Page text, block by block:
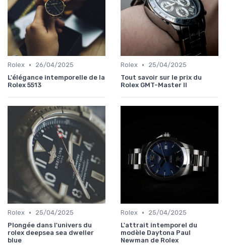
Rolex •
26/04/2025
L'élégance intemporelle de la
Rolex 5513
Rolex •
25/04/2025
Tout savoir sur le prix du
Rolex GMT-Master II
Rolex •
25/04/2025
Plongée dans l'univers du
rolex deepsea sea dweller
blue
Rolex •
25/04/2025
L'attrait intemporel du
modèle Daytona Paul
Newman de Rolex